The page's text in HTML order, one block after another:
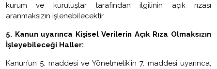
kurum ve kuruluşlar tarafından ilgilinin açık rızası
aranmaksızın işlenebilecektir.
5. Kanun uyarınca Kişisel Verilerin Açık Rıza Olmaksızın
İşleyebileceği Haller:
Kanun’un 5. maddesi ve Yönetmelik’in 7. maddesi uyarınca,